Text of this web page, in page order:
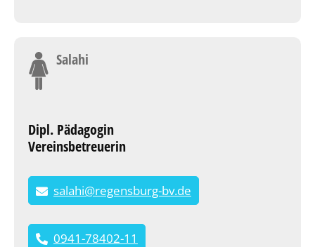
Salahi
Dipl. Pädagogin
Vereinsbetreuerin
salahi@regensburg-bv.de
0941-78402-11